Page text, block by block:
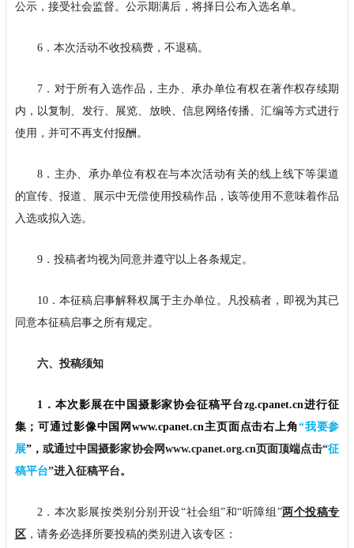
公示，接受社会监督。公示期满后，将择日公布入选名单。
6．本次活动不收投稿费，不退稿。
7．对于所有入选作品，主办、承办单位有权在著作权存续期
内，以复制、发行、展览、放映、信息网络传播、汇编等方式进行
使用，并可不再支付报酬。
8．主办、承办单位有权在与本次活动有关的线上线下等渠道
的宣传、报道、展示中无偿使用投稿作品，该等使用不意味着作品
入选或拟入选。
9．投稿者均视为同意并遵守以上各条规定。
10．本征稿启事解释权属于主办单位。凡投稿者，即视为其已
同意本征稿启事之所有规定。
六、投稿须知
1．本次影展在中国摄影家协会征稿平台zg.cpanet.cn进行征
集；可通过影像中国网www.cpanet.cn主页面点击右上角“我要参
展”， 或通过中国摄影家协会网www.cpanet.org.cn页面顶端点击“征
稿平台”进入征稿平台。
2．本次影展按类别分别开设“社会组”和“听障组”两个投稿专
区，请务必选择所要投稿的类别进入该专区：